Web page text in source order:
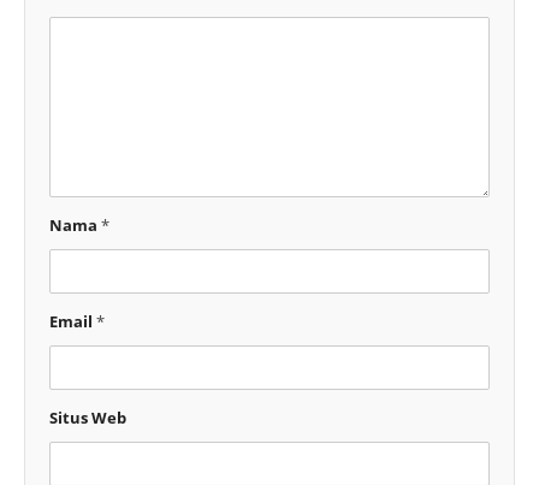
Nama *
Email *
Situs Web